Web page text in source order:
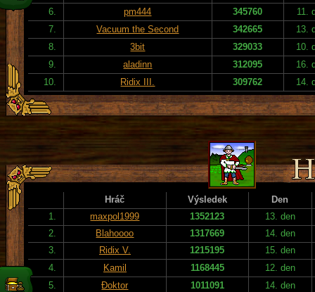
6.
pm444 345760
11.
7.
Vacuum the Second 342665
13.
8.
3bit 329033
10.
9.
aladinn 312095
16.
10.
Ridix III. 309762 14.
Hráč Výsledek
Den
1.
maxpol1999 1352123
13. den
2.
Blahoooo 1317669
14. den
3.
Ridix V. 1215195
15. den
4.
Kamil 1168445
12. den
5.
Đoktor 1011091
14. den